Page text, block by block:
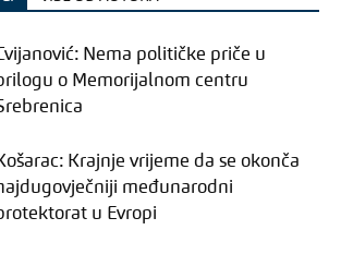
Nema političke priče u
o Memorijalnom centru
Krajnje vrijeme da se okonča
međunarodni
u Evropi